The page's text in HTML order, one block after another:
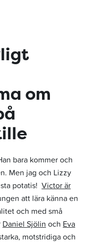
om
bara kommer och
Men jag och Lizzy
potatis! Victor är
att lära känna en
och med små
Daniel Sjölin och Eva
motstridiga och